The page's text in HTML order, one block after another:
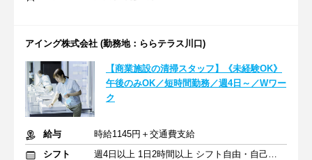
アイング株式会社 (勤務地：ららテラス川口)
【商業施設の清掃スタッフ】《未経験OK》
午後のみOK／短時間勤務／週4日～／Wワー
ク
給与
時給1145円＋交通費支給
シフト
週4日以上 1日2時間以上 シフト自由・自己申告